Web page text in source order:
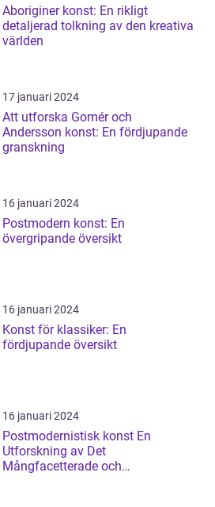
Aboriginer konst: En rikligt
detaljerad tolkning av den kreativa
världen
17 januari 2024
Att utforska Gomér och
Andersson konst: En fördjupande
granskning
16 januari 2024
Postmodern konst: En
övergripande översikt
16 januari 2024
Konst för klassiker: En
fördjupande översikt
16 januari 2024
Postmodernistisk konst En
Utforskning av Det
Mångfacetterade och